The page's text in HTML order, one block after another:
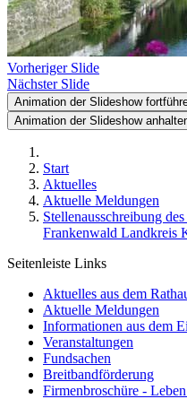
Vorheriger Slide
Nächster Slide
Animation der Slideshow
Animation der Slideshow
Start
Aktuelles
Aktuelle Meldungen
Stellenausschreibung
Frankenwald Landkreis
Seitenleiste Links
Aktuelles aus dem
Aktuelle Meldungen
Informationen aus dem
Veranstaltungen
Fundsachen
Breitbandförderung
Firmenbroschüre -